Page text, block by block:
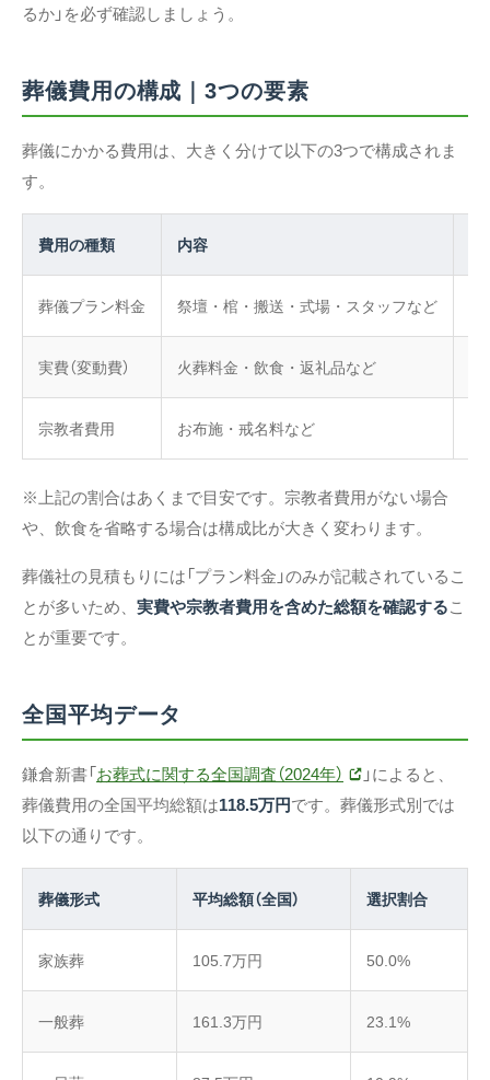
るか」を必ず確認しましょう。
葬儀費用の構成｜3つの要素
葬儀にかかる費用は、大きく分けて以下の3つで構成されま
す。
費用の種類 内容
葬儀プラン料金 祭壇・棺・搬送・式場・スタッフなど
実費（変動費） 火葬料金・飲食・返礼品など
宗教者費用 お布施・戒名料など
※上記の割合はあくまで目安です。宗教者費用がない場合
や、飲食を省略する場合は構成比が大きく変わります。
葬儀社の見積もりには「プラン料金」のみが記載されているこ
とが多いため、 実費や宗教者費用を含めた総額を確認するこ
とが重要です。
全国平均データ
鎌倉新書「お葬式に関する全国調査（2024年）
」によると、
葬儀費用の全国平均総額は118.5万円です。葬儀形式別では
以下の通りです。
葬儀形式 平均総額（全国） 選択割合
家族葬 105.7万円 50.0%
一般葬 161.3万円 23.1%